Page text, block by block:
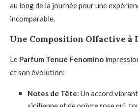
au long de la journée pour une
incomparable.
Une Composition Olfactive à
Le Parfum Tenue Fenomino
et son évolution:
Notes de Tête: Un accord